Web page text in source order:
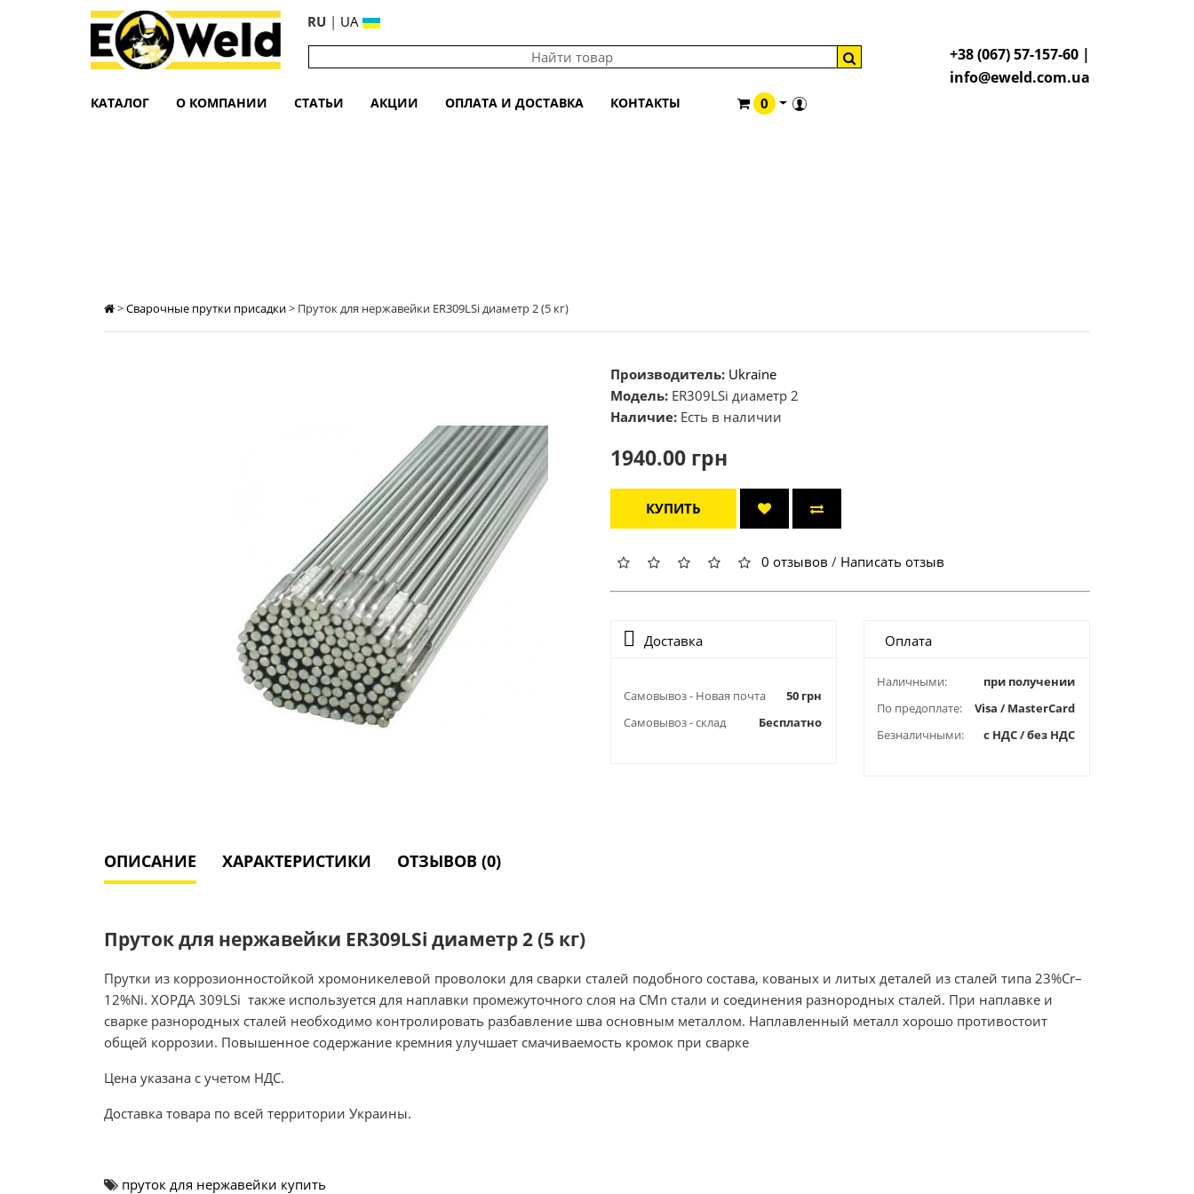
RU | UA
КАТАЛОГ О КОМПАНИИ СТАТЬИ АКЦИИ ОПЛАТА И ДОСТАВКА КОНТАКТЫ 0
+38 (067) 57-157-60 |
info@eweld.com.ua
>Сварочные прутки присадки> Пруток для нержавейки ER309LSi диаметр 2 (5 кг)
Производитель: Ukraine
Модель: ER309LSi диаметр 2
Наличие: Есть в наличии
1940.00 грн
КУПИТЬ
0 отзывов / Написать отзыв
Доставка
Самовывоз - Новая почта
50 грн
Самовывоз - склад
Бесплатно
Оплата
Наличными:
при получении
По предоплате:
Visa / MasterCard
Безналичными:
с НДС / без НДС
ОПИСАНИЕ ХАРАКТЕРИСТИКИ ОТЗЫВОВ (0)
Пруток для нержавейки ER309LSi диаметр 2 (5 кг)
Прутки из коррозионностойкой хромоникелевой проволоки для сварки сталей подобного состава, кованых и литых деталей из сталей типа 23%Сr–
12%Ni. ХОРДА 309LSi также используется для наплавки промежуточного слоя на СMn стали и соединения разнородных сталей. При наплавке и
сварке разнородных сталей необходимо контролировать разбавление шва основным металлом. Наплавленный металл хорошо противостоит
общей коррозии. Повышенное содержание кремния улучшает смачиваемость кромок при сварке
Цена указана с учетом НДС.
Доставка товара по всей территории Украины.
пруток для нержавейки купить